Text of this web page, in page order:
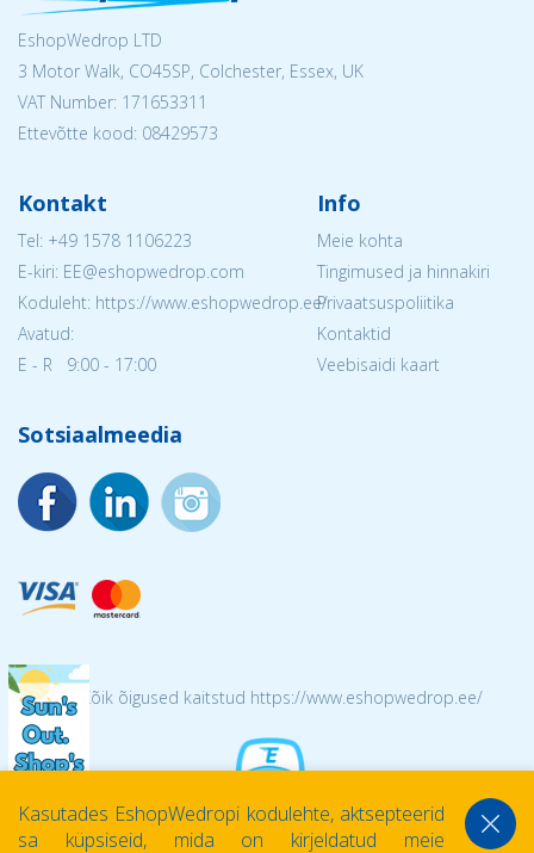
EshopWedrop LTD
3 Motor Walk, CO45SP, Colchester, Essex, UK
VAT Number: 171653311
Ettevõtte kood: 08429573
Kontakt
Tel: +49 1578 1106223
E-kiri: EE@eshopwedrop.com
Koduleht: https://www.eshopwedrop.ee/
Avatud:
E - R 9:00 - 17:00
Info
Meie kohta
Tingimused ja hinnakiri
Privaatsuspoliitika
Kontaktid
Veebisaidi kaart
Sotsiaalmeedia
© 2026 Kõik õigused kaitstud https://www.eshopwedrop.ee/
Kasutades EshopWedropi kodulehte, aktsepteerid
sa küpsiseid, mida on kirjeldatud meie